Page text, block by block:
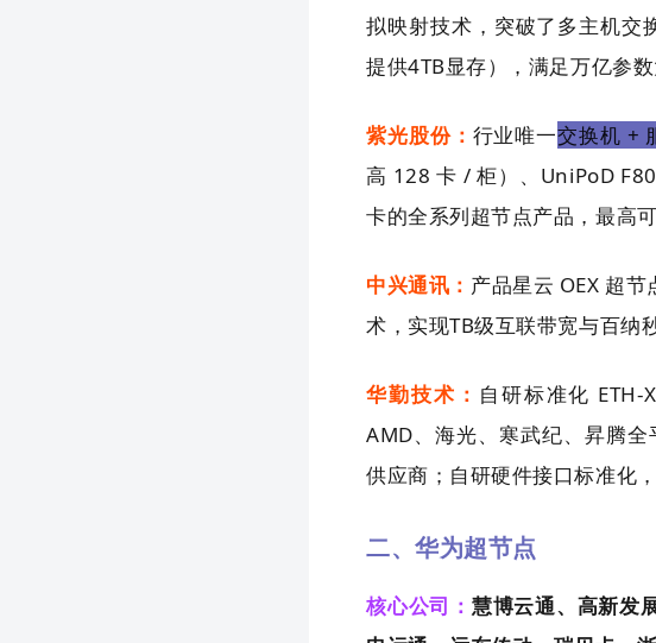
拟映射技术，突破了多主机交
提供4TB显存），满足万亿参
紫光股份： 行业唯一交换机 +
高 128 卡 / 柜）、UniPoD
卡的全系列超节点产品，最高
中兴通讯： 产品星云 OEX 超
术，实现TB级互联带宽与百纳
华勤技术： 自研标准化 ETH-
AMD、海光、寒武纪、昇腾
供应商；自研硬件接口标准化
二、华为超节点
核心公司： 慧博云通、高新发